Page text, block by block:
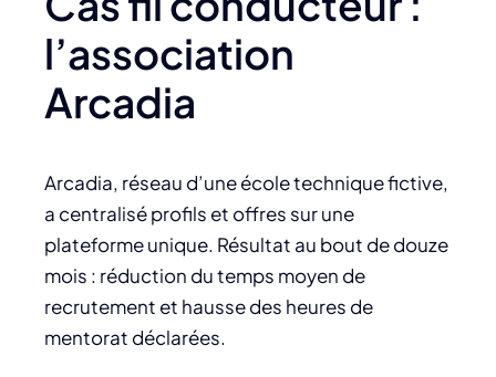
l’association
Arcadia
Arcadia, réseau d’une école technique fictive,
a centralisé profils et offres sur une
plateforme unique. Résultat au bout de douze
mois : réduction du temps moyen de
recrutement et hausse des heures de
mentorat déclarées.